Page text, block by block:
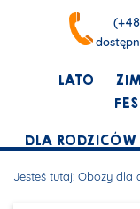
LATO
DLA RODZICÓW
Jesteś tutaj: Obozy dla